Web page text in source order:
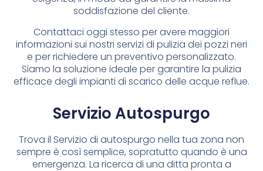
soddisfazione del cliente.
Contattaci oggi stesso per avere maggiori
informazioni sui nostri servizi di pulizia dei pozzi neri
e per richiedere un preventivo personalizzato.
Siamo la soluzione ideale per garantire la pulizia
efficace degli impianti di scarico delle acque reflue.
Servizio Autospurgo
Trova il Servizio di autospurgo nella tua zona non
sempre è così semplice, sopratutto quando è una
emergenza. La ricerca di una ditta pronta a